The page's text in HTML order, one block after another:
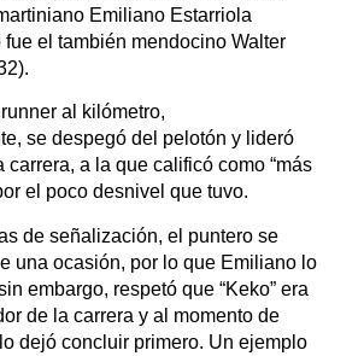
Emiliano Estarriola
fue el también mendocino Walter
al kilómetro,
se despegó del pelotón y lideró
carrera, a la que calificó como “más
el poco desnivel que tuvo.
de señalización, el puntero se
una ocasión, por lo que Emiliano lo
embargo, respetó que “Keko” era
de la carrera y al momento de
lo dejó concluir primero. Un ejemplo